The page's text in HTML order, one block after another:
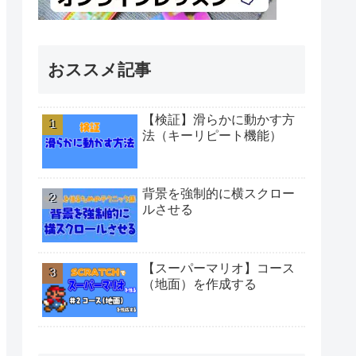
おススメ記事
【検証】滑らかに動かす方
法（キーリピート機能）
背景を強制的に横スクロー
ルさせる
【スーパーマリオ】コース
（地面）を作成する